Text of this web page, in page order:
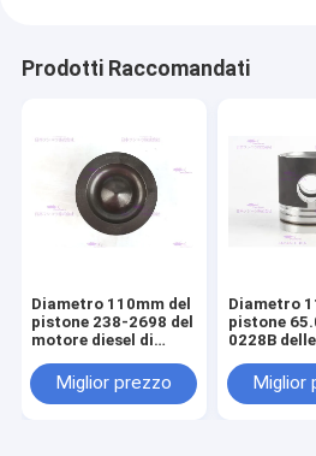
Prodotti Raccomandati
Diametro 110mm del
pistone 238-2698 del
motore diesel di
Miglior prezzo
Diametro
pistone
0228B delle
motore di
DE08T
Miglior